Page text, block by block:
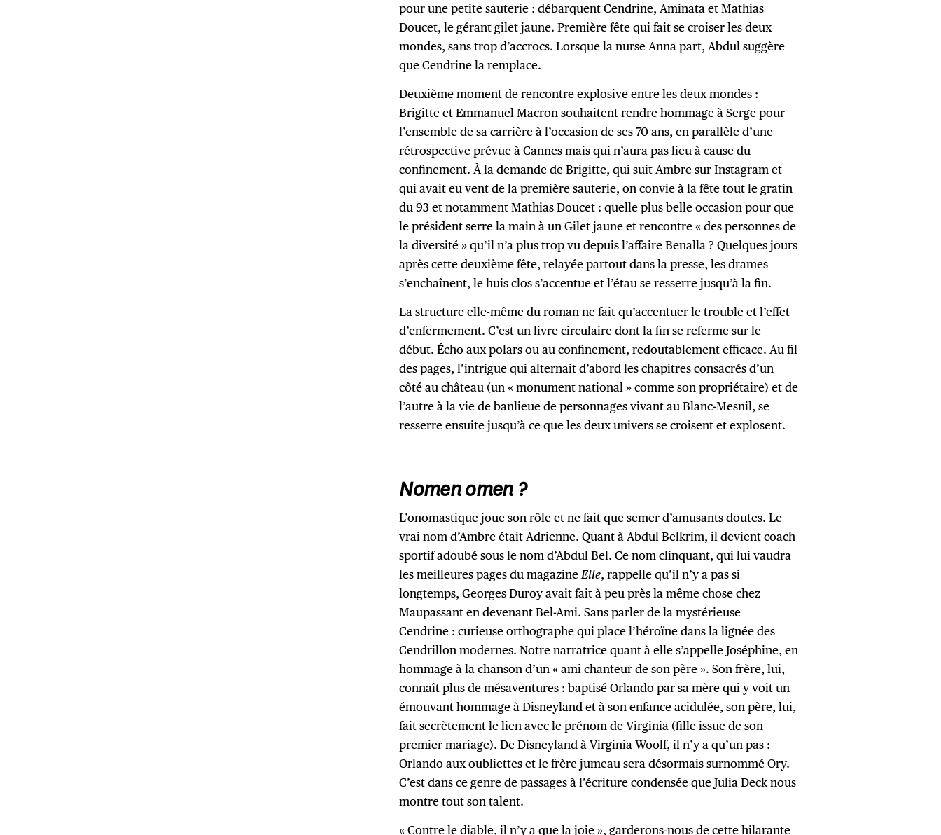
pour une petite sauterie : débarquent Cendrine, Aminata et Mathias
Doucet, le gérant gilet jaune. Première fête qui fait se croiser les deux
mondes, sans trop d’accrocs. Lorsque la nurse Anna part, Abdul suggère
que Cendrine la remplace.
Deuxième moment de rencontre explosive entre les deux mondes :
Brigitte et Emmanuel Macron souhaitent rendre hommage à Serge pour
l’ensemble de sa carrière à l’occasion de ses 70 ans, en parallèle d’une
rétrospective prévue à Cannes mais qui n’aura pas lieu à cause du
confinement. À la demande de Brigitte, qui suit Ambre sur Instagram et
qui avait eu vent de la première sauterie, on convie à la fête tout le gratin
du 93 et notamment Mathias Doucet : quelle plus belle occasion pour que
le président serre la main à un Gilet jaune et rencontre « des personnes de
la diversité » qu’il n’a plus trop vu depuis l’affaire Benalla ? Quelques jours
après cette deuxième fête, relayée partout dans la presse, les drames
s’enchaînent, le huis clos s’accentue et l’étau se resserre jusqu’à la fin.
La structure elle-même du roman ne fait qu’accentuer le trouble et l’effet
d’enfermement. C’est un livre circulaire dont la fin se referme sur le
début. Écho aux polars ou au confinement, redoutablement efficace. Au fil
des pages, l’intrigue qui alternait d’abord les chapitres consacrés d’un
côté au château (un « monument national » comme son propriétaire) et de
l’autre à la vie de banlieue de personnages vivant au Blanc-Mesnil, se
resserre ensuite jusqu’à ce que les deux univers se croisent et explosent.
Nomen omen ?
L’onomastique joue son rôle et ne fait que semer d’amusants doutes. Le
vrai nom d’Ambre était Adrienne. Quant à Abdul Belkrim, il devient coach
sportif adoubé sous le nom d’Abdul Bel. Ce nom clinquant, qui lui vaudra
les meilleures pages du magazineElle, rappelle qu’il n’y a pas si
longtemps, Georges Duroy avait fait à peu près la même chose chez
Maupassant en devenant Bel-Ami. Sans parler de la mystérieuse
Cendrine : curieuse orthographe qui place l’héroïne dans la lignée des
Cendrillon modernes. Notre narratrice quant à elle s’appelle Joséphine, en
hommage à la chanson d’un « ami chanteur de son père ». Son frère, lui,
connaît plus de mésaventures : baptisé Orlando par sa mère qui y voit un
émouvant hommage à Disneyland et à son enfance acidulée, son père, lui,
fait secrètement le lien avec le prénom de Virginia (fille issue de son
premier mariage). De Disneyland à Virginia Woolf, il n’y a qu’un pas :
Orlando aux oubliettes et le frère jumeau sera désormais surnommé Ory.
C’est dans ce genre de passages à l’écriture condensée que Julia Deck nous
montre tout son talent.
« Contre le diable, il n’y a que la joie », garderons-nous de cette hilarante